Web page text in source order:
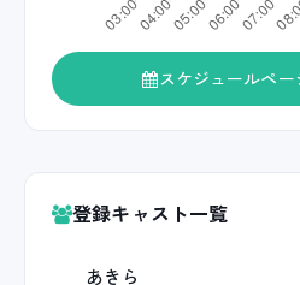
スケジュールペー
登録キャスト一覧
あきら